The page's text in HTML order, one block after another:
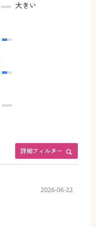
大きい
詳細フィルター
2026-06-22